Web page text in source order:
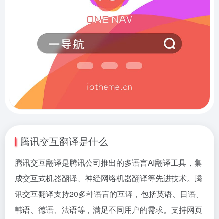
腾讯交互翻译是什么
腾讯交互翻译是腾讯公司推出的多语言AI翻译工具，集
成交互式机器翻译、神经网络机器翻译等先进技术。腾
讯交互翻译支持20多种语言的互译，包括英语、日语、
韩语、德语、法语等，满足不同用户的需求。支持网页